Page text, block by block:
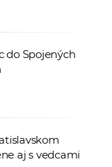
do Spojených
aj s vedcami